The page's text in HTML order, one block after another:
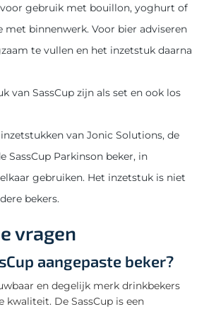
gebruik met bouillon, yoghurt of
met binnenwerk. Voor bier adviseren
te vullen en het inzetstuk daarna
van SassCup zijn als set en ook los
van Jonic Solutions, de
SassCup Parkinson beker, in
gebruiken. Het inzetstuk is niet
bekers.
vragen
aangepaste beker?
en degelijk merk drinkbekers
kwaliteit. De SassCup is een